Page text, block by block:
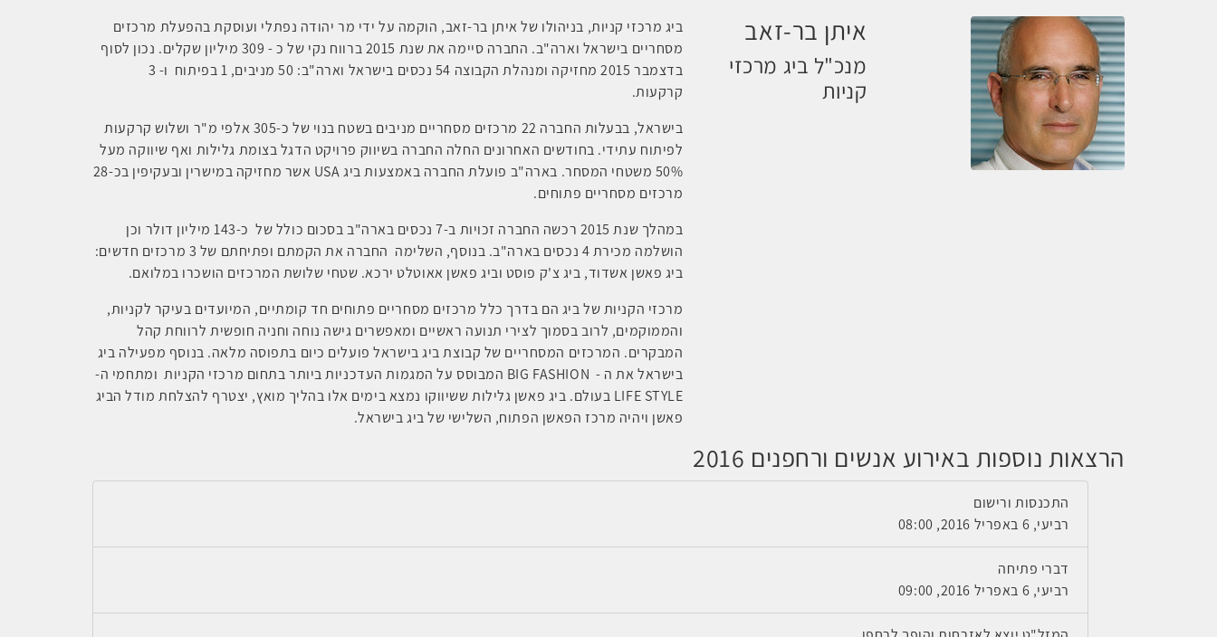
איתן בר-זאב
מנכ"ל ביג מרכזי
קניות
ביג מרכזי קניות, בניהולו של איתן בר-זאב, הוקמה על ידי מר יהודה נפתלי ועוסקת בהפעלת מרכזים
מסחריים בישראל וארה"ב. החברה סיימה את שנת 2015 ברווח נקי של כ - 309 מיליון שקלים. נכון לסוף
בדצמבר 2015 מחזיקה ומנהלת הקבוצה 54 נכסים בישראל וארה"ב: 50 מניבים, 1 בפיתוח ו- 3
קרקעות.
בישראל, בבעלות החברה 22 מרכזים מסחריים מניבים בשטח בנוי של כ-305 אלפי מ"ר ושלוש קרקעות
לפיתוח עתידי. בחודשים האחרונים החלה החברה בשיווק פרויקט הדגל בצומת גלילות ואף שיווקה מעל
50% משטחי המסחר. בארה"ב פועלת החברה באמצעות ביג
USA
אשר מחזיקה במישרין ובעקיפין בכ-28
מרכזים מסחריים פתוחים.
במהלך שנת 2015 רכשה החברה זכויות ב-7 נכסים בארה"ב בסכום כולל של כ-143 מיליון דולר וכן
הושלמה מכירת 4 נכסים בארה"ב. בנוסף, השלימה החברה את הקמתם ופתיחתם של 3 מרכזים חדשים:
ביג פאשן אשדוד, ביג צ'ק פוסט וביג פאשן אאוטלט ירכא. שטחי שלושת המרכזים הושכרו במלואם.
מרכזי הקניות של ביג הם בדרך כלל מרכזים מסחריים פתוחים חד קומתיים, המיועדים בעיקר לקניות,
והממוקמים, לרוב בסמוך לצירי תנועה ראשיים ומאפשרים גישה נוחה וחניה חופשית לרווחת קהל
המבקרים. המרכזים המסחריים של קבוצת ביג בישראל פועלים כיום בתפוסה מלאה. בנוסף מפעילה ביג
בישראל את ה - BIG FASHION המבוסס על המגמות העדכניות ביותר בתחום מרכזי הקניות ומתחמי ה-
LIFE STYLE בעולם. ביג פאשן גלילות ששיווקו נמצא בימים אלו בהליך מואץ, יצטרף להצלחת מודל הביג
פאשן ויהיה מרכז הפאשן הפתוח, השלישי של ביג בישראל.
הרצאות נוספות באירוע אנשים ורחפנים 2016
התכנסות ורישום
רביעי, 6 באפריל 2016, 08:00
דברי פתיחה
רביעי, 6 באפריל 2016, 09:00